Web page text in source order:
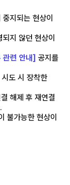
지되는 현상이
지 않던 현상이
관련 안내] 공지를
도 시 장착한
해제 후 재연결
불가능한 현상이